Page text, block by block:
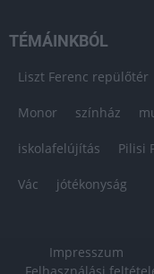
TÉMÁINKBÓL
Liszt Ferenc repülőtér
Monor színház
iskolafelújítás Pilisi
Vác jótékonyság
Impresszum